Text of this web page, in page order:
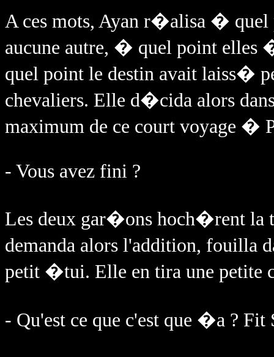
A ces mots, Ayan r�alisa � quel
aucune autre, � quel point
quel point le destin avait laiss�
chevaliers. Elle d�cida alors
maximum de ce court voyage �
- Vous avez fini ?
Les deux gar�ons hoch�rent
demanda alors l'addition, fouilla
petit �tui. Elle en tira une petite
- Qu'est ce que c'est que �a ?